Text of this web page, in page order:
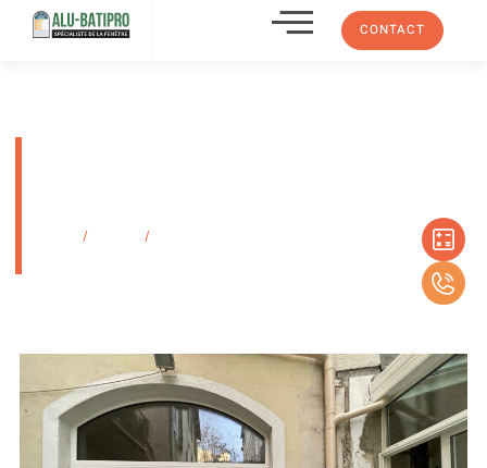
CONTACT
/ /
Installation d’une porte-fenêtre cintrée sur mesure à